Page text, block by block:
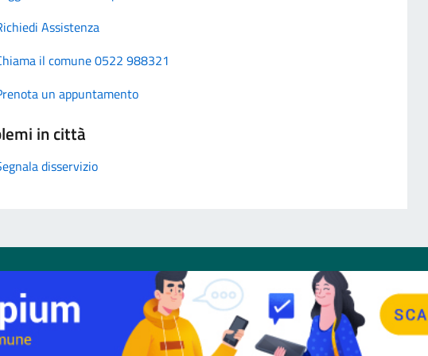
Assistenza
il comune 0522 988321
un appuntamento
in città
disservizio